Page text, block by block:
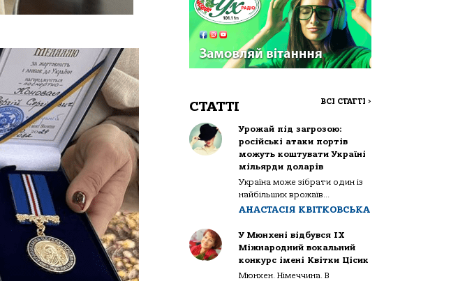
СТАТТІ ВСІ СТАТТІ >
Урожай під загрозою:
російські атаки портів
можуть коштувати Україні
мільярди доларів
Україна може зібрати один із
найбільших врожаїв...
АНАСТАСІЯ КВІТКОВСЬКА
У Мюнхені відбувся IX
Міжнародний вокальний
конкурс імені Квітки Цісик
Мюнхен. Німеччина. В